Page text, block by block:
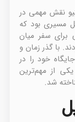
پل توگتسوکیو نقش مهمی در
مسیری بود که
برای سفر میان
با گذر زمان و
خود را در
از مهم‌ترین
شد.